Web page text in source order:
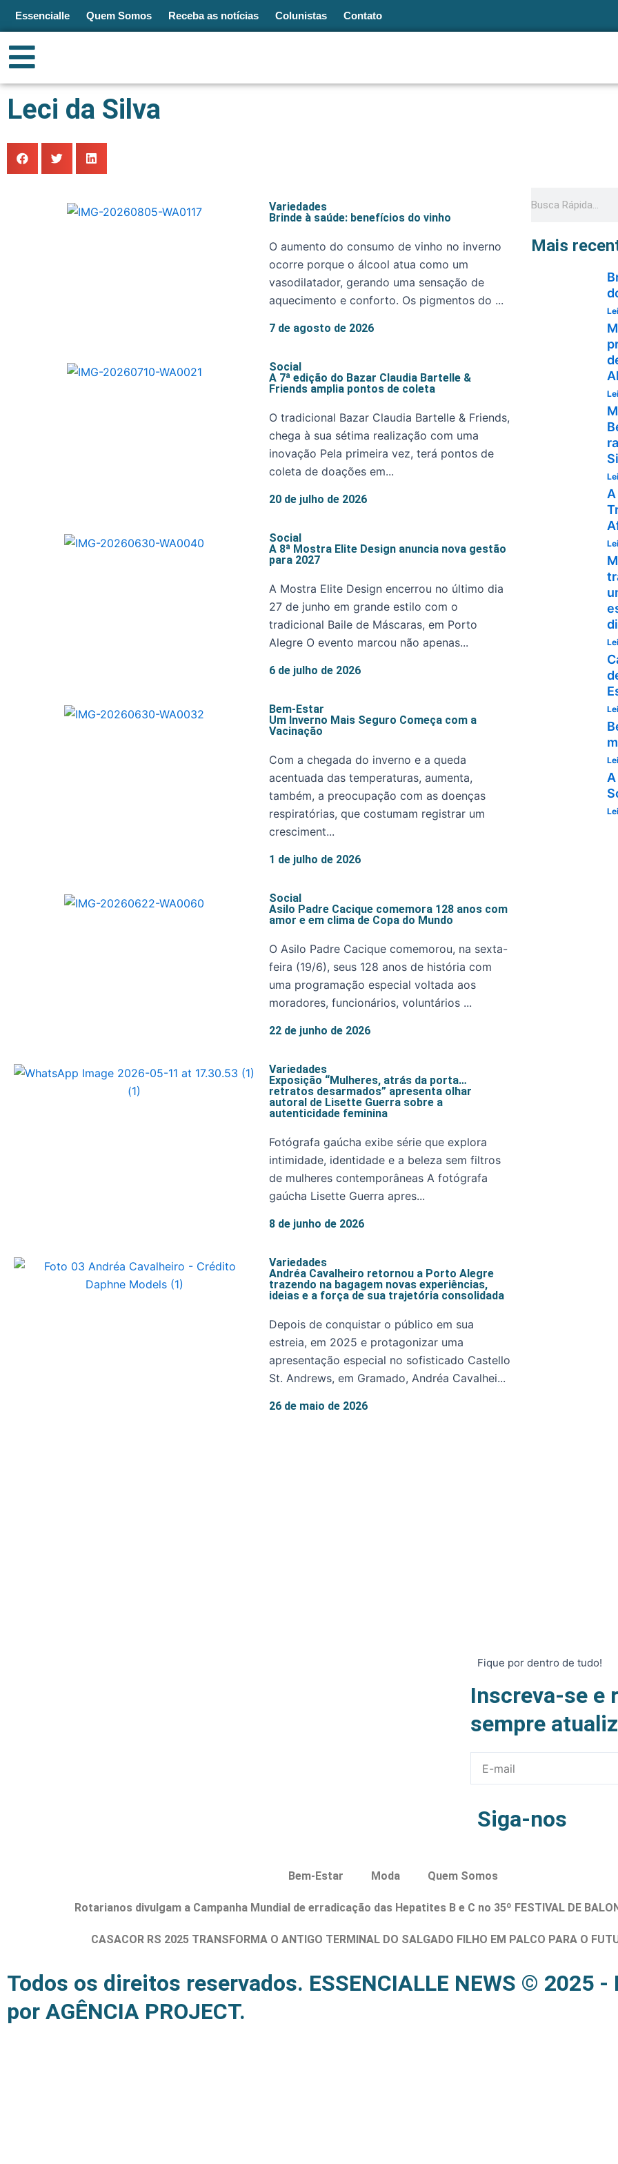
conteúdo
Essencialle Quem Somos Receba as notícias Colunistas Contato
Leci da Silva
Variedades
Brinde à saúde: benefícios do vinho
O aumento do consumo de vinho no inverno
ocorre porque o álcool atua como um
vasodilatador, gerando uma sensação de
aquecimento e conforto. Os pigmentos do ...
7 de agosto de 2026
Social
A 7ª edição do Bazar Claudia Bartelle &
Friends amplia pontos de coleta
O tradicional Bazar Claudia Bartelle & Friends,
chega à sua sétima realização com uma
inovação Pela primeira vez, terá pontos de
coleta de doações em...
20 de julho de 2026
Social
A 8ª Mostra Elite Design anuncia nova gestão
para 2027
A Mostra Elite Design encerrou no último dia
27 de junho em grande estilo com o
tradicional Baile de Máscaras, em Porto
Alegre O evento marcou não apenas...
6 de julho de 2026
Bem-Estar
Um Inverno Mais Seguro Começa com a
Vacinação
Com a chegada do inverno e a queda
acentuada das temperaturas, aumenta,
também, a preocupação com as doenças
respiratórias, que costumam registrar um
cresciment...
1 de julho de 2026
Social
Asilo Padre Cacique comemora 128 anos com
amor e em clima de Copa do Mundo
O Asilo Padre Cacique comemorou, na sexta-
feira (19/6), seus 128 anos de história com
uma programação especial voltada aos
moradores, funcionários, voluntários ...
22 de junho de 2026
Variedades
Exposição “Mulheres, atrás da porta…
retratos desarmados” apresenta olhar
autoral de Lisette Guerra sobre a
autenticidade feminina
Fotógrafa gaúcha exibe série que explora
intimidade, identidade e a beleza sem filtros
de mulheres contemporâneas A fotógrafa
gaúcha Lisette Guerra apres...
8 de junho de 2026
Variedades
Andréa Cavalheiro retornou a Porto Alegre
trazendo na bagagem novas experiências,
ideias e a força de sua trajetória consolidada
Depois de conquistar o público em sua
estreia, em 2025 e protagonizar uma
apresentação especial no sofisticado Castello
St. Andrews, em Gramado, Andréa Cavalhei...
26 de maio de 2026
Mais
Fique por dentro de tudo!
Inscreva-se e
sempre
Siga-nos
Bem-Estar Moda Quem Somos
Rotarianos divulgam a Campanha Mundial de erradicação das Hepatites B e C no 35º FESTIVAL DE
CASACOR RS 2025 TRANSFORMA O ANTIGO TERMINAL DO SALGADO FILHO EM PALCO PARA O
Todos os direitos reservados. ESSENCIALLE NEWS © 2025 -
por AGÊNCIA PROJECT.